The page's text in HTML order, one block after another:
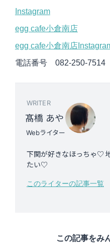
Instagram
egg cafe小倉南店
egg cafe小倉南店
電話番号 082-250-7514
WRITER
髙橋 あや
Webライター
下関が好きなほっちゃ♡
たい♡
このライターの記事一覧
この記事をみ